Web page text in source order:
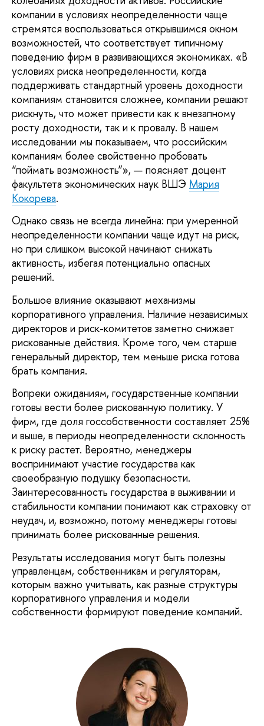
компании в условиях неопределенности чаще
стремятся воспользоваться открывшимся окном
возможностей, что соответствует типичному
поведению фирм в развивающихся экономиках. «В
условиях риска неопределенности, когда
поддерживать стандартный уровень доходности
компаниям становится сложнее, компании решают
рискнуть, что может привести как к внезапному
росту доходности, так и к провалу. В нашем
исследовании мы показываем, что российским
компаниям более свойственно пробовать
“поймать возможность”», — поясняет доцент
факультета экономических наук ВШЭ Мария
Кокорева.
Однако связь не всегда линейна: при умеренной
неопределенности компании чаще идут на риск,
но при слишком высокой начинают снижать
активность, избегая потенциально опасных
решений.
Большое влияние оказывают механизмы
корпоративного управления. Наличие независимых
директоров и риск-комитетов заметно снижает
рискованные действия. Кроме того, чем старше
генеральный директор, тем меньше риска готова
брать компания.
Вопреки ожиданиям, государственные компании
готовы вести более рискованную политику. У
фирм, где доля госсобственности составляет 25%
и выше, в периоды неопределенности склонность
к риску растет. Вероятно, менеджеры
воспринимают участие государства как
своеобразную подушку безопасности.
Заинтересованность государства в выживании и
стабильности компании понимают как страховку от
неудач, и, возможно, потому менеджеры готовы
принимать более рискованные решения.
Результаты исследования могут быть полезны
управленцам, собственникам и регуляторам,
которым важно учитывать, как разные структуры
корпоративного управления и модели
собственности формируют поведение компаний.